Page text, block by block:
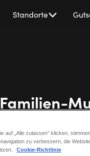
Standorte
2026
auf „Alle zulassen“ klicken,
zu verbessern, die
Cookie-Richtlinie